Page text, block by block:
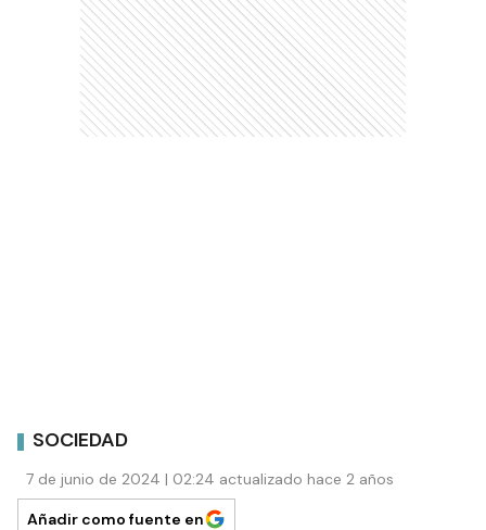
SOCIEDAD
7 de junio de 2024 | 02:24 actualizado hace 2 años
Añadir como fuente en